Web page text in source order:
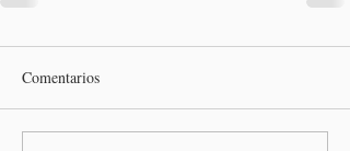
Comentarios